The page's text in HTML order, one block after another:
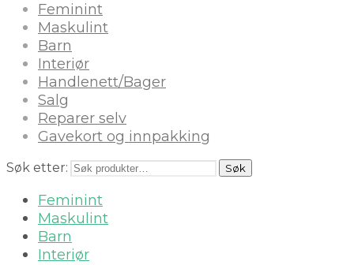
Feminint
Maskulint
Barn
Interiør
Handlenett/Bager
Salg
Reparer selv
Gavekort og innpakking
Søk etter: Søk
Feminint
Maskulint
Barn
Interiør